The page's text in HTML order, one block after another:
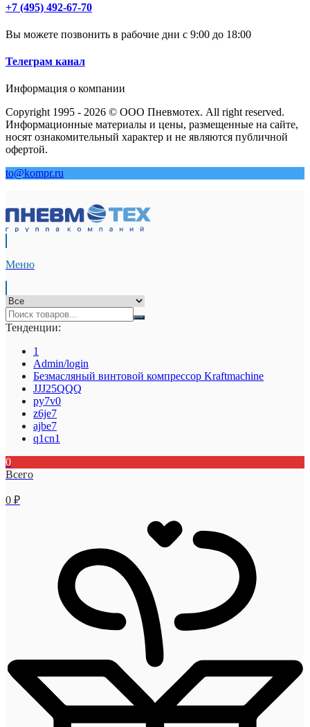
+7 (495) 492-67-70
Вы можете позвонить в рабочие дни с 9:00 до 18:00
Телеграм канал
Информация о компании
Copyright 1995 - 2026 © ООО Пневмотех. All right reserved.
Информационные материалы и цены, размещенные на сайте,
носят ознакомительный характер и не являются публичной
офертой.
to@kompr.ru
Меню
Тенденции:
1
Admin/login
Безмасляный винтовой компрессор Kraftmaсhine
JJJ25QQQ
py7v0
z6je7
ajbe7
q1cn1
0
Всего
0 ₽